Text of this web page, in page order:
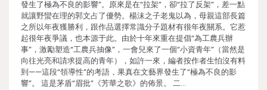
發生了極為不良的影響”。原來是在“拉架”，卻“拉了反架”，差一點
就讓野蠻在理的郭文占了優勢。楊沫之子老鬼以為，母親這部長篇
之所以年夜獲勝利，跟作品選擇常識分子題材有很年夜關系。它惹
起很年夜爭議，也本源于此。由於十年來重在提倡“為工農兵辦
事”，激勵塑造“工農兵抽像”，一會兒來了一個“小資青年”（當然是
向往光亮和請求提高的青年），如許一來，編者按作者生怕沒有料
到——這段“領導性”的考語，果真在文藝界發生了“極為不良的影
響”。 這是茅盾“眉批”《芳華之歌》的佈景。 二…